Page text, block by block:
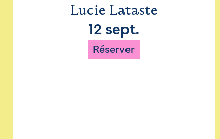
Lucie Lataste
12 sept.
Réserver